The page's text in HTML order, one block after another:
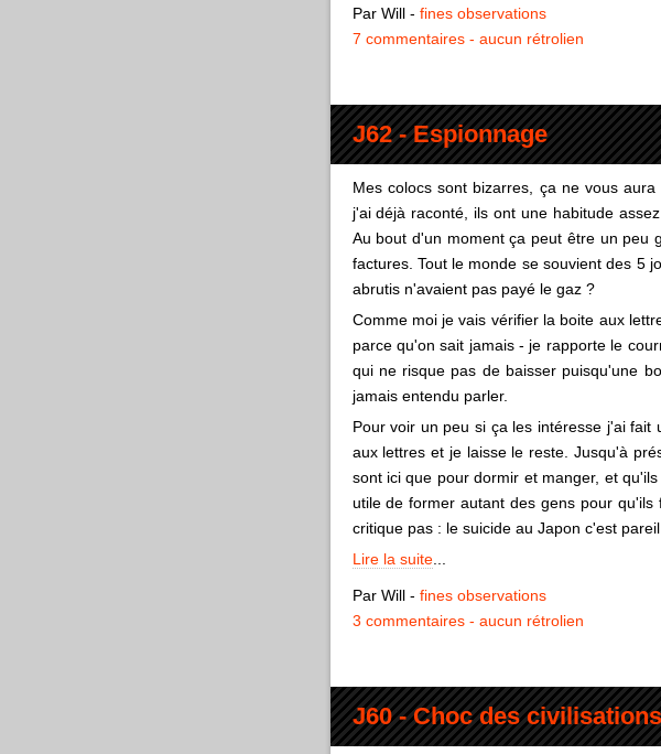
Par Will - fines observations
7 commentaires
aucun rétrolien
J62 - Espionnage
Mes colocs sont bizarres, ça ne vous
j'ai déjà raconté, ils ont une habitude
Au bout d'un moment ça peut être un peu
factures. Tout le monde se souvient des 5
abrutis n'avaient pas payé le gaz ?
Comme moi je vais vérifier la boite aux
parce qu'on sait jamais - je rapporte le
qui ne risque pas de baisser puisqu'une
jamais entendu parler.
Pour voir un peu si ça les intéresse j'ai
aux lettres et je laisse le reste. Jusqu'à
sont ici que pour dormir et manger, et
utile de former autant des gens pour
critique pas : le suicide au Japon c'est
Lire la suite...
Par Will - fines observations
3 commentaires
aucun rétrolien
J60 - Choc des civilisations